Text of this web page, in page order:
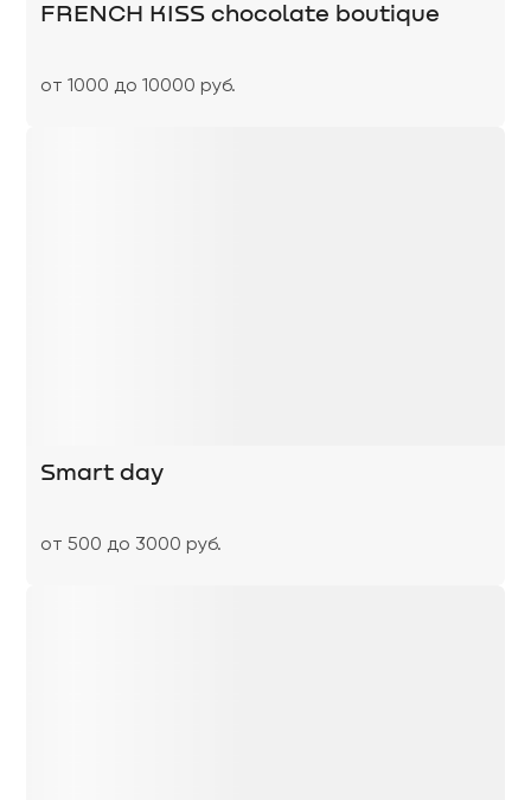
FRENCH KISS chocolate boutique
от 1000 до 10000 руб.
Smart day
от 500 до 3000 руб.